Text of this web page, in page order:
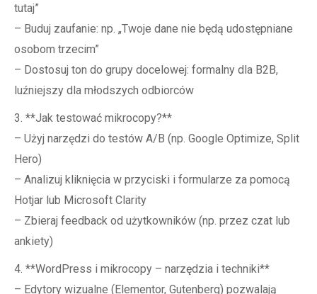
tutaj”
– Buduj zaufanie: np. „Twoje dane nie będą udostępniane
osobom trzecim”
– Dostosuj ton do grupy docelowej: formalny dla B2B,
luźniejszy dla młodszych odbiorców
3. **Jak testować mikrocopy?**
– Użyj narzędzi do testów A/B (np. Google Optimize, Split
Hero)
– Analizuj kliknięcia w przyciski i formularze za pomocą
Hotjar lub Microsoft Clarity
– Zbieraj feedback od użytkowników (np. przez czat lub
ankiety)
4. **WordPress i mikrocopy – narzędzia i techniki**
– Edytory wizualne (Elementor, Gutenberg) pozwalają